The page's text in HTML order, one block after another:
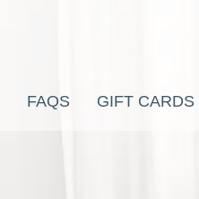
FAQS GIFT CARDS